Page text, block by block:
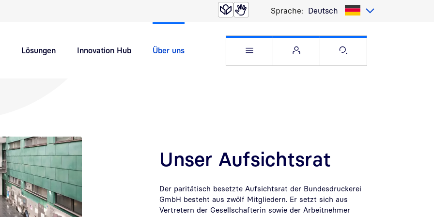
Sprache: Deutsch
Lösungen Innovation Hub Über uns Websitemenü öffnenService Menü öffnen
Suche öffnen
Unser Aufsichtsrat
Der paritätisch besetzte Aufsichtsrat der Bundesdruckerei
GmbH besteht aus zwölf Mitgliedern. Er setzt sich aus
Vertretern der Gesellschafterin sowie der Arbeitnehmer